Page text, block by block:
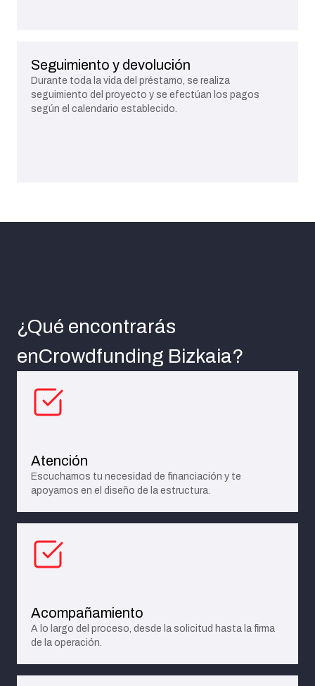
Seguimiento y devolución
Durante toda la vida del préstamo, se realiza
seguimiento del proyecto y se efectúan los pagos
según el calendario establecido.
¿Qué encontrarás
enCrowdfunding Bizkaia?
Atención
Escuchamos tu necesidad de financiación y te
apoyamos en el diseño de la estructura.
Acompañamiento
A lo largo del proceso, desde la solicitud hasta la firma
de la operación.